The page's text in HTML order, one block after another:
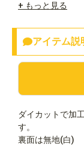
+ もっと見る
アイテム説
ダイカットで加
す。
裏面は無地(白)